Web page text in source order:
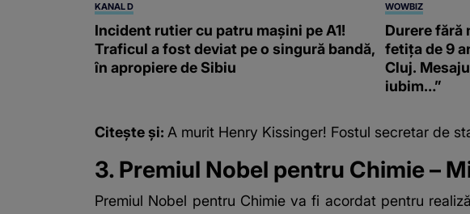
KANAL D
Incident rutier cu patru mașini pe A1!
Traficul a fost deviat pe o singură bandă,
în apropiere de Sibiu
WOWBIZ
Durere fără
fetița de 9
Cluj.
iubim…”
Citește și: A murit Henry Kissinger! Fostul secretar de
3. Premiul Nobel pentru Chimie –
Premiul Nobel pentru Chimie va fi acordat pentru